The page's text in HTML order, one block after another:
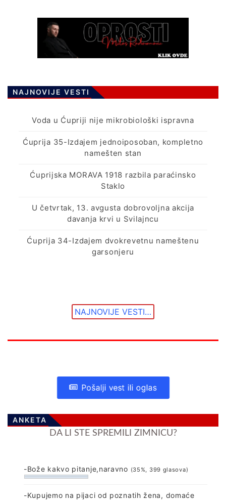
NAJNOVIJE VESTI
Voda u Ćupriji nije mikrobiološki ispravna
Ćuprija 35-Izdajem jednoiposoban, kompletno
namešten stan
Ćuprijska MORAVA 1918 razbila paraćinsko
Staklo
U četvrtak, 13. avgusta dobrovoljna akcija
davanja krvi u Svilajncu
Ćuprija 34-Izdajem dvokrevetnu nameštenu
garsonjeru
NAJNOVIJE VESTI…
Pošalji vest ili oglas
ANKETA
DA LI STE SPREMILI ZIMNICU?
-Bože kakvo pitanje,naravno (35%, 399 glasova)
-Kupujemo na pijaci od poznatih žena, domaće